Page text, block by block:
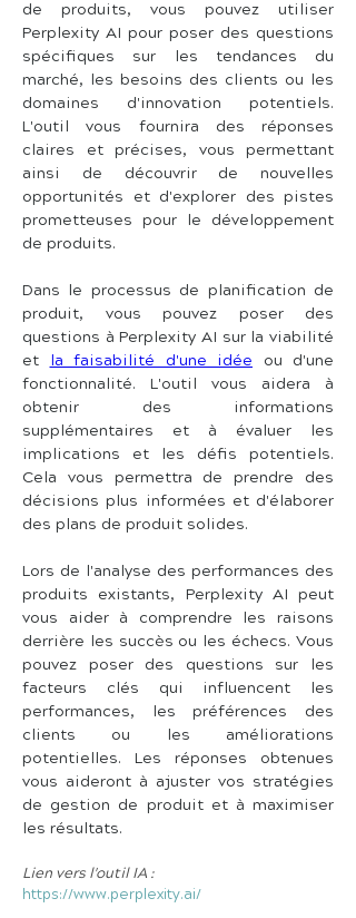
de produits, vous pouvez utiliser
Perplexity AI pour poser des questions
spécifiques sur les tendances du
marché, les besoins des clients ou les
domaines d'innovation potentiels.
L'outil vous fournira des réponses
claires et précises, vous permettant
ainsi de découvrir de nouvelles
opportunités et d'explorer des pistes
prometteuses pour le développement
de produits.
Dans le processus de planification de
produit, vous pouvez poser des
questions à Perplexity AI sur la viabilité
et la faisabilité d'une idée ou d'une
fonctionnalité. L'outil vous aidera à
obtenir des informations
supplémentaires et à évaluer les
implications et les défis potentiels.
Cela vous permettra de prendre des
décisions plus informées et d'élaborer
des plans de produit solides.
Lors de l'analyse des performances des
produits existants, Perplexity AI peut
vous aider à comprendre les raisons
derrière les succès ou les échecs. Vous
pouvez poser des questions sur les
facteurs clés qui influencent les
performances, les préférences des
clients ou les améliorations
potentielles. Les réponses obtenues
vous aideront à ajuster vos stratégies
de gestion de produit et à maximiser
les résultats.
Lien vers l'outil IA :
https://www.perplexity.ai/